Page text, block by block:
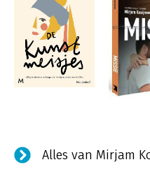
Alles van Mirjam